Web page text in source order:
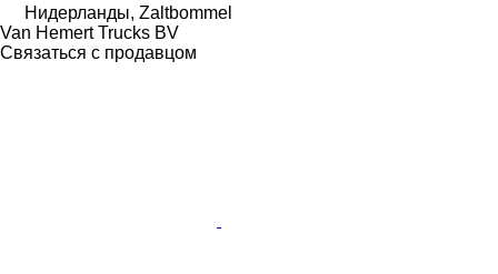
Нидерланды, Zaltbommel
Van Hemert Trucks BV
Связаться с продавцом